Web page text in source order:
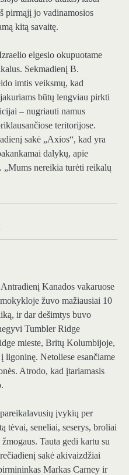
pirmąjį jo vadinamosios
kitą savaitę.
elgesio okupuotame
Sekmadienį B.
imtis veiksmų, kad
būtų lengviau pirkti
– nugriauti namus
teritorijose.
sakė „Axios“, kad yra
dalykų, apie
„Mums nereikia turėti reikalų
Antradienį Kanados vakaruose
žuvo mažiausiai 10
ir dar dešimtys buvo
Tumbler Ridge
mieste, Britų Kolumbijoje,
ligoninę. Netoliese esančiame
Atrodo, kad įtariamasis
įvykių per
tėvai, seneliai, seserys, broliai
Tauta gedi kartu su
sakė akivaizdžiai
Markas Carney ir